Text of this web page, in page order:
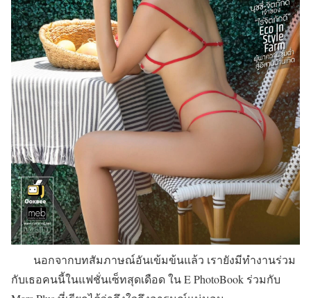
นอกจากบทสัมภาษณ์อันเข้มข้นแล้ว เรายังมีทำงานร่วม
กับเธอคนนี้ในแฟชั่นเซ็ทสุดเดือด ใน E PhotoBook ร่วมกับ